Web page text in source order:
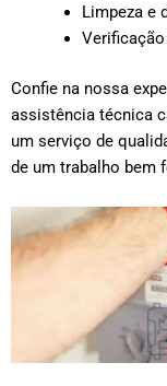
Limpeza e
Confie na nossa
assistência técnica
um serviço de
de um trabalho bem